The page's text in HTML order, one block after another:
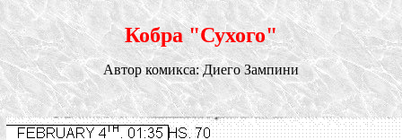
Кобра "Сухого"
Автор комикса: Диего Зампини